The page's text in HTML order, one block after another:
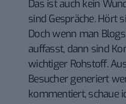
Das ist auch kein
sind Gespräche. Hört
Doch wenn man
auffasst, dann sind
wichtiger Rohstoff.
Besucher generiert
kommentiert, schaue